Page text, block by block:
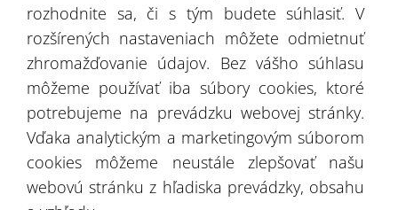
Hala pre lonžovací kruh Solec pri
Warszawa
rozhodnite sa, či s tým budete súhlasiť. V
rozšírených nastaveniach môžete odmietnuť
zhromažďovanie údajov. Bez vášho súhlasu
môžeme používať iba súbory cookies, ktoré
potrebujeme na prevádzku webovej stránky.
Vďaka analytickým a marketingovým súborom
cookies môžeme neustále zlepšovať našu
webovú stránku z hľadiska prevádzky, obsahu